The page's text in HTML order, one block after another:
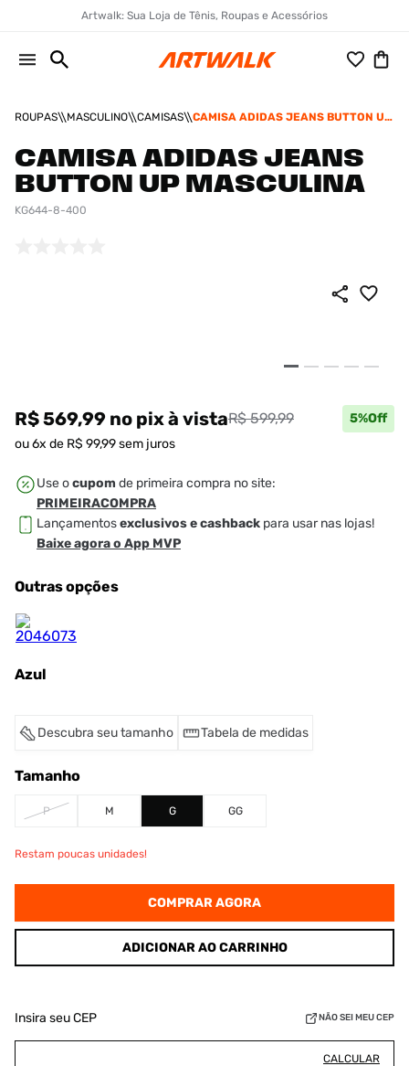
Artwalk: Sua Loja de Tênis, Roupas e Acessórios
ROUPAS MASCULINO CAMISAS
CAMISA ADIDAS JEANS BUTTON UP
CAMISA ADIDAS JEANS
BUTTON UP MASCULINA
KG644-8-400
R$ 569,99 no pixà vistaR$ 599,99 5%Off
ou6x de R$ 99,99sem juros
Use ocupom de primeira compra no site:
PRIMEIRACOMPRA
Lançamentosexclusivos e cashback para usar nas lojas!
Baixe agora o App MVP
Outras opções
Azul
Descubra seu tamanho Tabela de medidas
Tamanho
P M G GG
Restam poucas unidades!
COMPRAR AGORA
ADICIONAR AO CARRINHO
Insira seu CEP NÃO SEI MEU CEP
CALCULAR